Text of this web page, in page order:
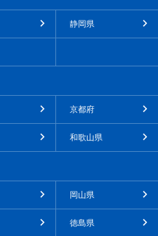
静岡県
京都府
和歌山県
岡山県
徳島県